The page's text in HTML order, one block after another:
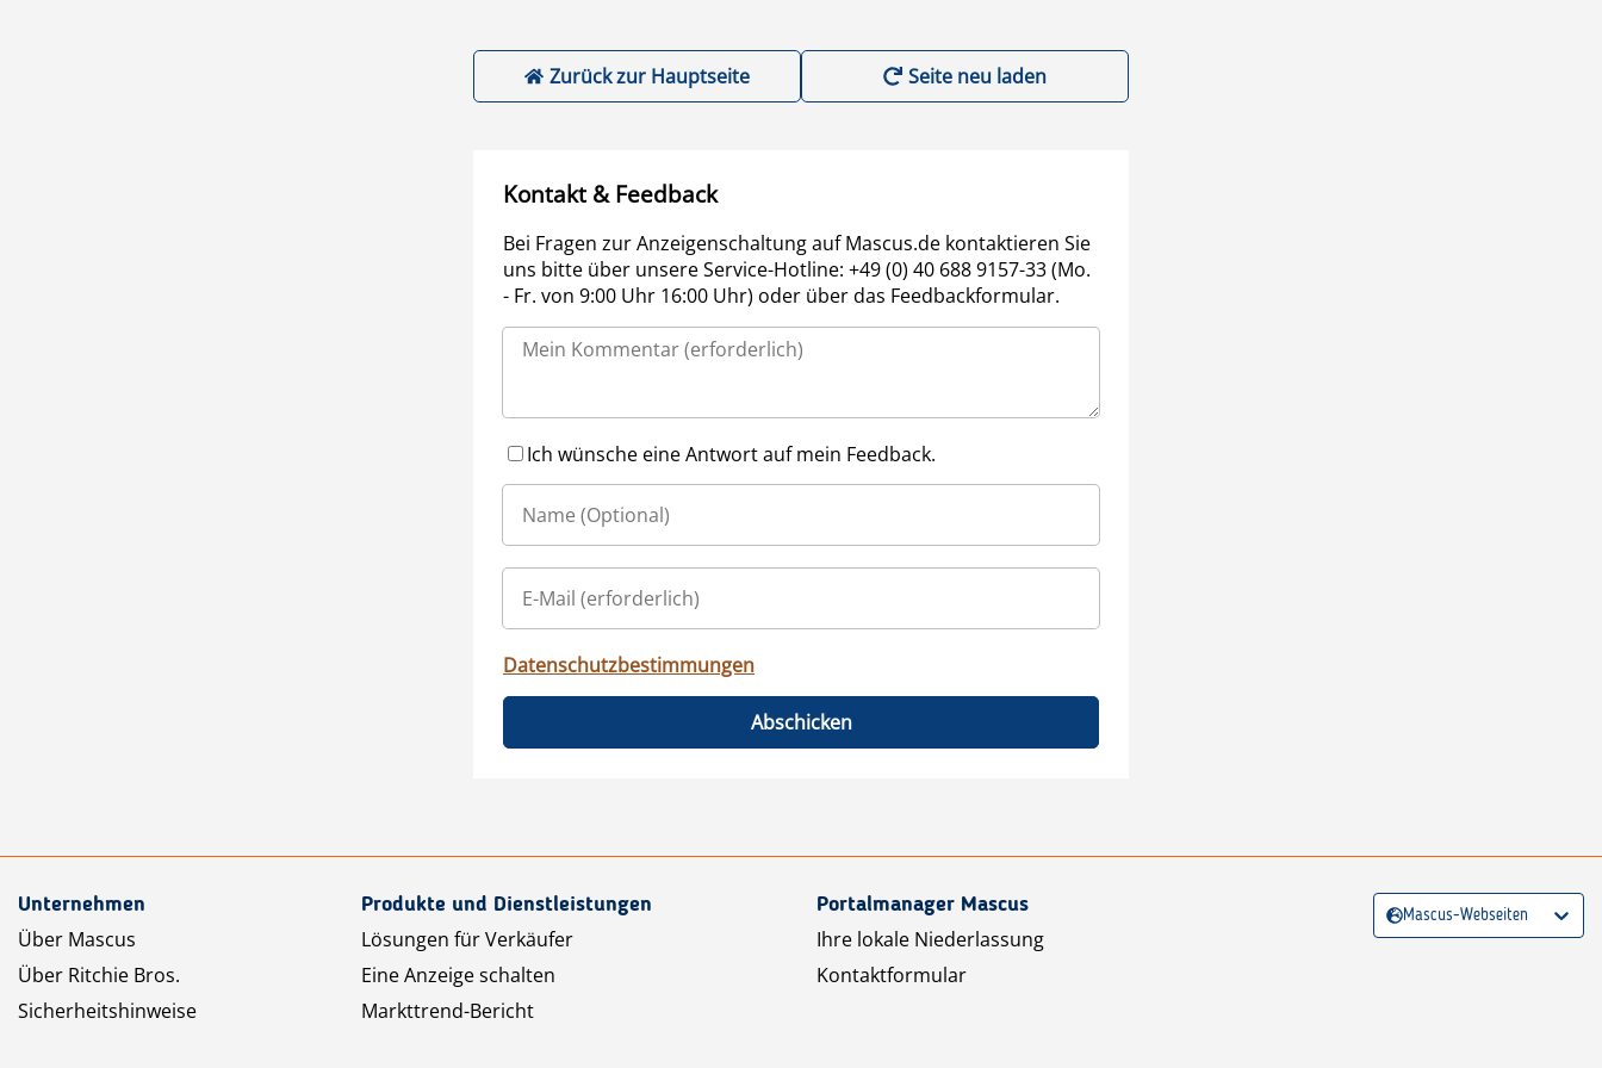
Zurück zur Hauptseite Seite neu laden
Kontakt & Feedback
Bei Fragen zur Anzeigenschaltung auf Mascus.de kontaktieren Sie
uns bitte über unsere Service-Hotline: +49 (0) 40 688 9157-33 (Mo.
- Fr. von 9:00 Uhr 16:00 Uhr) oder über das Feedbackformular.
Ich wünsche eine Antwort auf mein Feedback.
Datenschutzbestimmungen
Abschicken
Unternehmen
Über Mascus
Über Ritchie Bros.
Sicherheitshinweise
Produkte und Dienstleistungen
Lösungen für Verkäufer
Eine Anzeige schalten
Markttrend-Bericht
Portalmanager Mascus
Ihre lokale Niederlassung
Kontaktformular
Mascus-Webseiten